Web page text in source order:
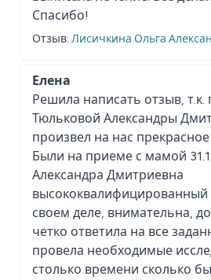
Спасибо!
Отзыв: Лисичкина Ольга
Елена
Решила написать отзыв,
Тюльковой Александры
произвел на нас
Были на приеме с мамой
Александра Дмитриевна
высококвалифицированный
своем деле, внимательна,
четко ответила на все
провела необходимые
столько времени сколько